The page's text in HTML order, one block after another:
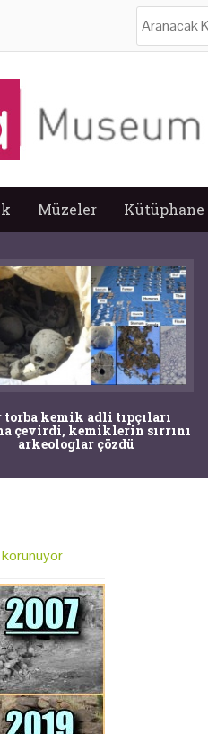
Müzeler Kütüphane
torba kemik adli tıpçıları
çevirdi, kemiklerin sırrını
arkeologlar çözdü
korunuyor